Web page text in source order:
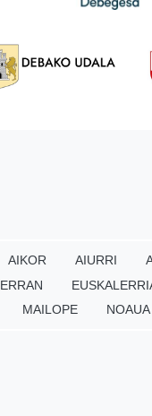
AIKOR AIURRI
ERRAN
MAILOPE NOAUA